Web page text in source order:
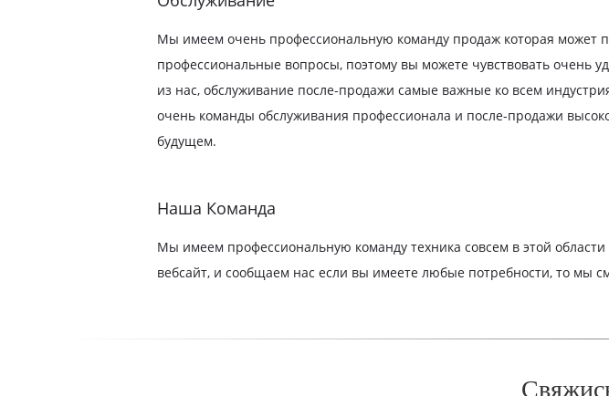
Мы имеем очень профессиональную команду продаж которая может
профессиональные вопросы, поэтому вы можете чувствовать очень
из нас, обслуживание после-продажи самые важные ко всем
очень команды обслуживания профессионала и после-продажи
будущем.
Наша Команда
Мы имеем профессиональную команду техника совсем в этой
вебсайт, и сообщаем нас если вы имеете любые потребности, то мы